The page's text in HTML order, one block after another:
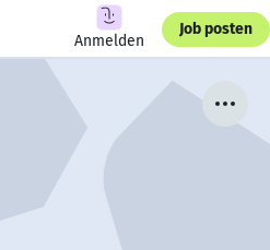
Anmelden
Job posten